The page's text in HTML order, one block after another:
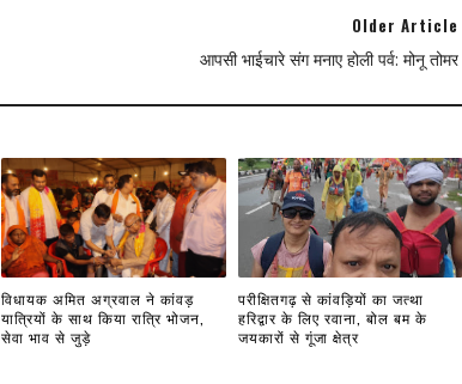
Older Article
आपसी भाईचारे संग मनाए होली पर्व: मोनू तोमर
विधायक अमित अग्रवाल ने कांवड़
यात्रियों के साथ किया रात्रि भोजन,
सेवा भाव से जुड़े
परीक्षितगढ़ से कांवड़ियों का जत्था
हरिद्वार के लिए रवाना, बोल बम के
जयकारों से गूंजा क्षेत्र